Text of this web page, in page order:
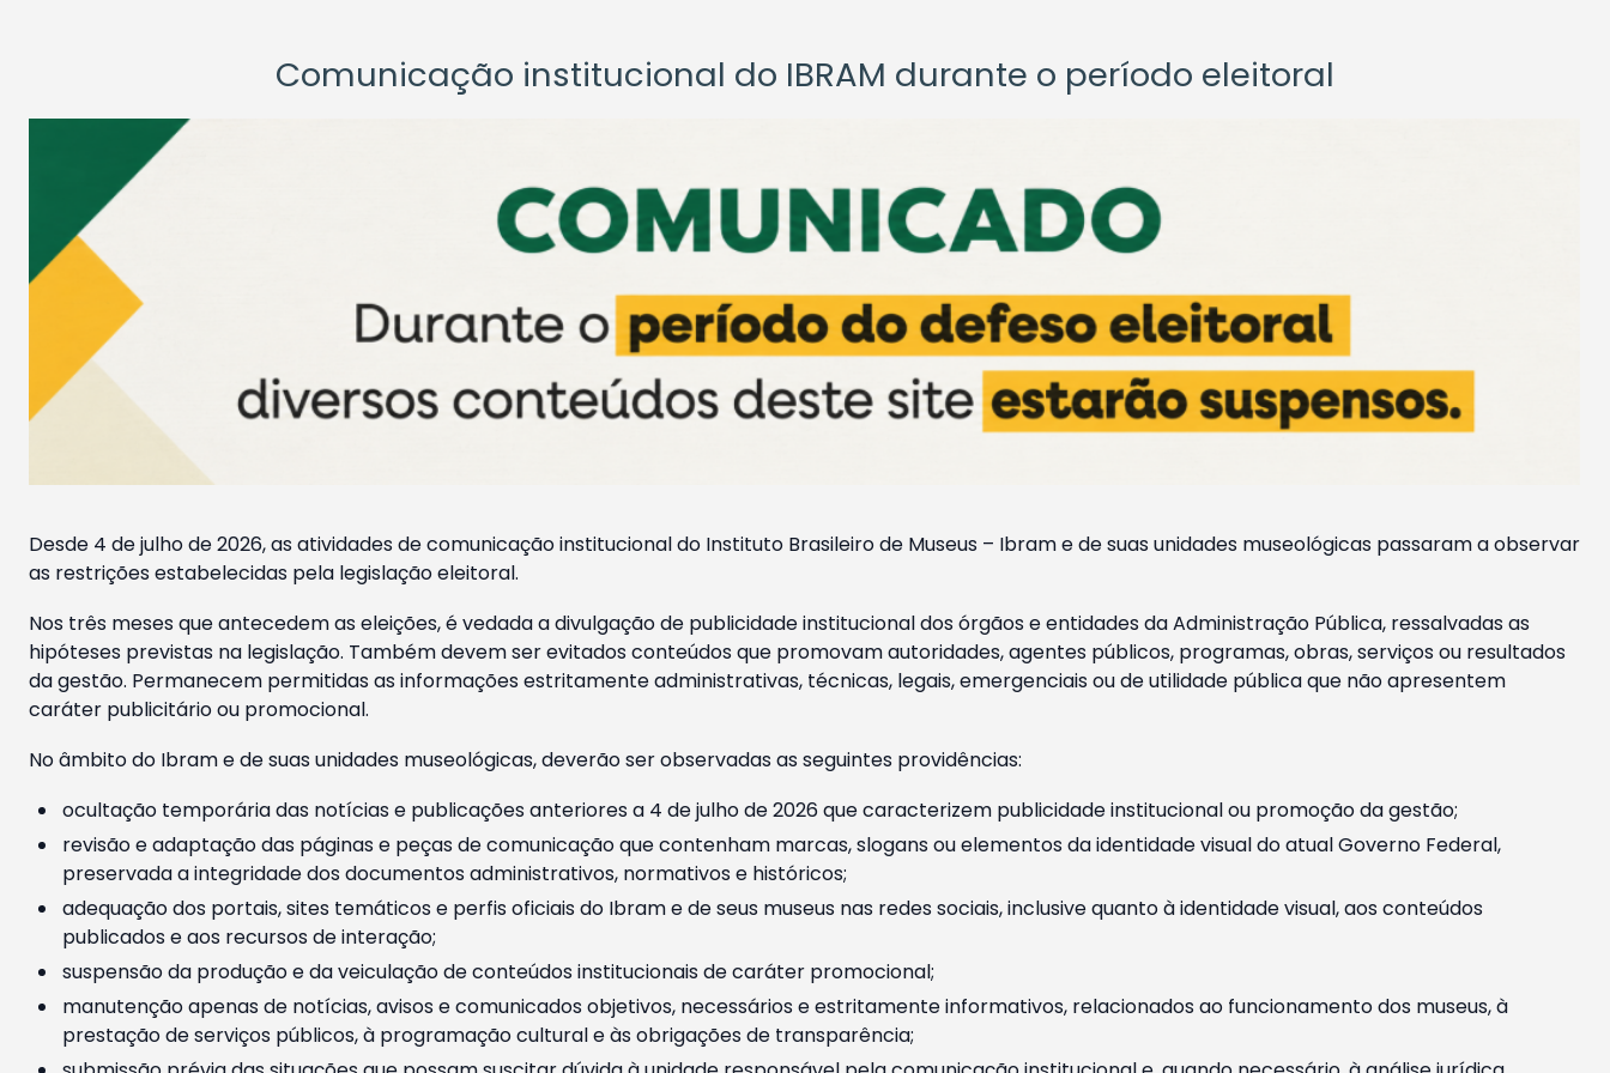
Comunicação institucional do IBRAM durante o período eleitoral
Desde 4 de julho de 2026, as atividades de comunicação institucional do Instituto Brasileiro de Museus – Ibram e de suas unidades museológicas passaram a observar
as restrições estabelecidas pela legislação eleitoral.
Nos três meses que antecedem as eleições, é vedada a divulgação de publicidade institucional dos órgãos e entidades da Administração Pública, ressalvadas as
hipóteses previstas na legislação. Também devem ser evitados conteúdos que promovam autoridades, agentes públicos, programas, obras, serviços ou resultados
da gestão. Permanecem permitidas as informações estritamente administrativas, técnicas, legais, emergenciais ou de utilidade pública que não apresentem
caráter publicitário ou promocional.
No âmbito do Ibram e de suas unidades museológicas, deverão ser observadas as seguintes providências:
ocultação temporária das notícias e publicações anteriores a 4 de julho de 2026 que caracterizem publicidade institucional ou promoção da gestão;
revisão e adaptação das páginas e peças de comunicação que contenham marcas, slogans ou elementos da identidade visual do atual Governo Federal,
preservada a integridade dos documentos administrativos, normativos e históricos;
adequação dos portais, sites temáticos e perfis oficiais do Ibram e de seus museus nas redes sociais, inclusive quanto à identidade visual, aos conteúdos
publicados e aos recursos de interação;
suspensão da produção e da veiculação de conteúdos institucionais de caráter promocional;
manutenção apenas de notícias, avisos e comunicados objetivos, necessários e estritamente informativos, relacionados ao funcionamento dos museus, à
prestação de serviços públicos, à programação cultural e às obrigações de transparência;